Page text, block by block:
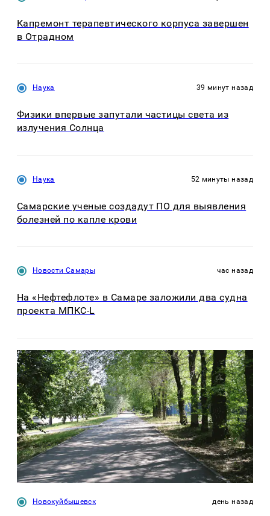
Капремонт терапевтического корпуса завершен
в Отрадном
Наука 39 минут назад
Физики впервые запутали частицы света из
излучения Солнца
Наука 52 минуты назад
Самарские ученые создадут ПО для выявления
болезней по капле крови
Новости Самары час назад
На «Нефтефлоте» в Самаре заложили два судна
проекта МПКС-L
Новокуйбышевск день назад